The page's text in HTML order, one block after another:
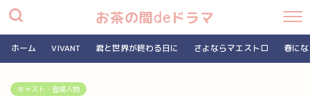
お茶の間deドラマ
ホーム VIVANT 君と世界が終わる日に さよならマエストロ 春に
キャスト・登場人物